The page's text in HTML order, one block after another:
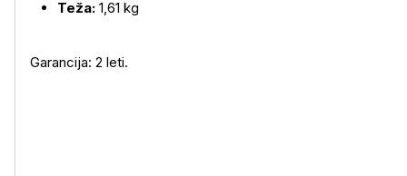
Teža: 1,61 kg
Garancija: 2 leti.